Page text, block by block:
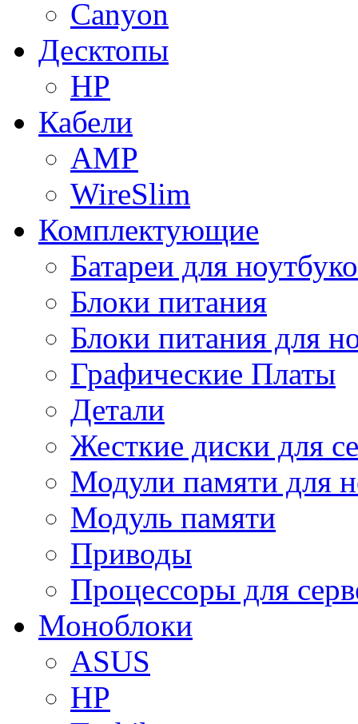
Canyon
Десктопы
HP
Кабели
AMP
WireSlim
Комплектующие
Батареи для
Блоки питания
Блоки питания для
Графические Платы
Детали
Жесткие диски для
Модули памяти для
Модуль памяти
Приводы
Процессоры для
Моноблоки
ASUS
HP